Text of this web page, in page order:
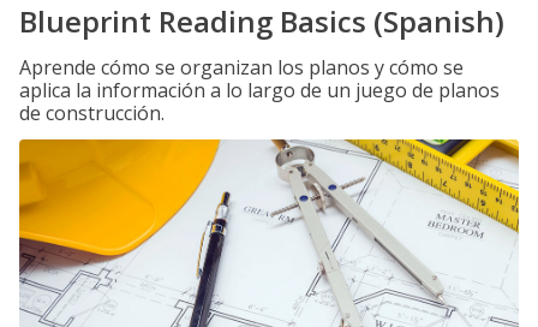
Blueprint Reading Basics (Spanish)
Aprende cómo se organizan los planos y cómo se
aplica la información a lo largo de un juego de planos
de construcción.